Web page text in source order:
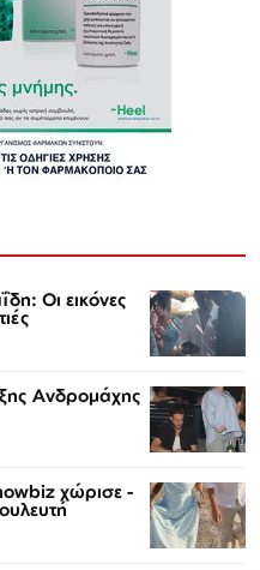
Οι εικόνες
Ανδρομάχης
χώρισε -